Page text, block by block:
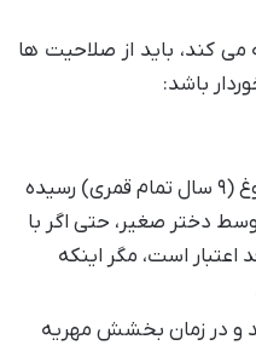
کند، باید از صلاحیت ها
باشد:
زن باید به سن بلوغ (۹ سال تمام قمری) رسیده
دختر صغیر، حتی اگر با
اعتبار است، مگر اینکه
و در زمان بخشش مهریه